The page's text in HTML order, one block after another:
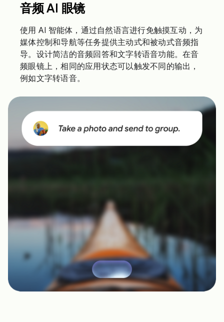
音频 AI 眼镜
使用 AI 智能体，通过自然语言进行免触摸互动，为
媒体控制和导航等任务提供主动式和被动式音频指
导。设计简洁的音频回答和文字转语音功能。在音
频眼镜上，相同的应用状态可以触发不同的输出，
例如文字转语音。